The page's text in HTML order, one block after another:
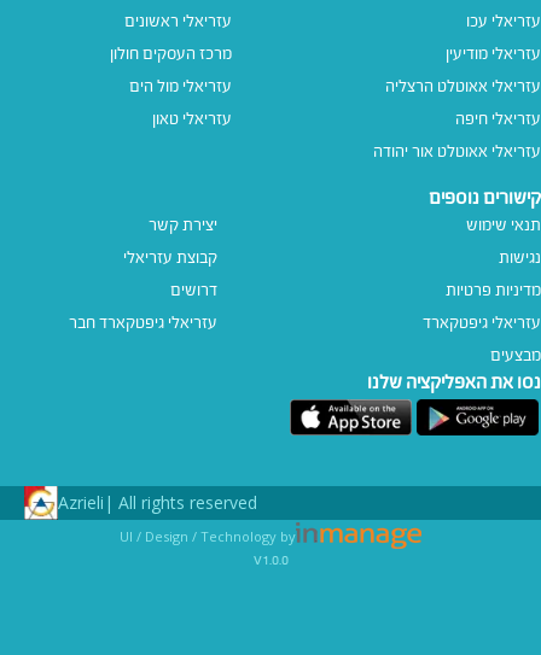
עזריאלי עכו
עזריאלי מודיעין
עזריאלי אאוטלט הרצליה
עזריאלי חיפה
עזריאלי אאוטלט אור יהודה
עזריאלי ראשונים
מרכז העסקים חולון
עזריאלי מול הים
עזריאלי טאון
קישורים נוספים
תנאי שימוש
נגישות
מדיניות פרטיות
עזריאלי גיפטקארד
מבצעים
יצירת קשר
קבוצת עזריאלי
דרושים
עזריאלי גיפטקארד חבר‎
נסו את האפליקציה שלנו
All rights reserved |
Azrieli
UI / Design / Technology by
v1.0.0